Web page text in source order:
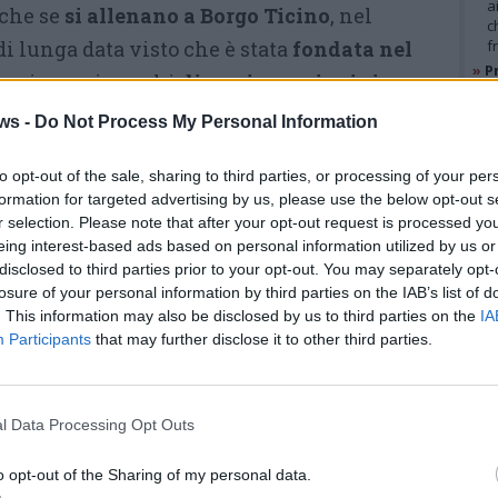
- Do Not Process My Personal Information
opt-out of the sale, sharing to third parties, or processing of your
for targeted advertising by us, please use the below opt-out
selection. Please note that after your opt-out request is processed
interest-based ads based on personal information utilized by us
to third parties prior to your opt-out. You may separately
of your personal information by third parties on the IAB’s list of
This information may also be disclosed by us to third parties on the
Participants that may further disclose it to other third parties.
Data Processing Opt Outs
opt-out of the Sharing of my personal data.
se si allenano a Borgo Ticino, nel
lunga data visto che è stata fondata nel
nei propri ranghidiversi campioni sia
Insomma, un contributo importante
italiano, tanto che in occasione dei
hanno organizzato unagara a Pavia
da tutto il Paese.
Per completare il percorso,
all’interno del club ci sono anche
alcuni arbitri ufficiali e alcuni
completo che merita di essere
conosciuto. Il mondo del braccio
»